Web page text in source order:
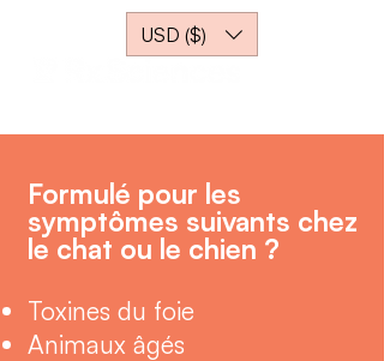
USD ($)
Formulé pour les
symptômes suivants chez
le chat ou le chien ?
Toxines du foie
Animaux âgés